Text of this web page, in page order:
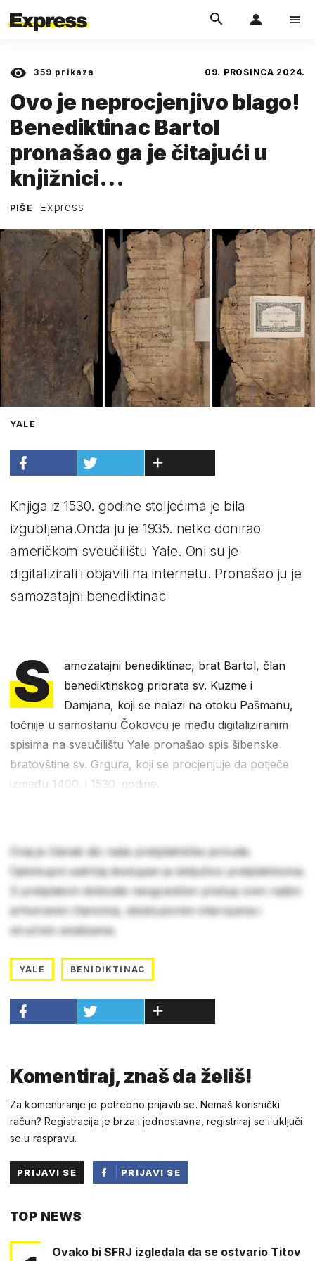
359 prikaza 09. PROSINCA 2024.
Ovo je neprocjenjivo blago!
Benediktinac Bartol
pronašao ga je čitajući u
knjižnici...
PIŠE Express
YALE
Knjiga iz 1530. godine stoljećima je bila
izgubljena.Onda ju je 1935. netko donirao
američkom sveučilištu Yale. Oni su je
digitalizirali i objavili na internetu. Pronašao ju je
samozatajni benediktinac
S
amozatajni benediktinac, brat Bartol, član
benediktinskog priorata sv. Kuzme i
Damjana, koji se nalazi na otoku Pašmanu,
točnije u samostanu Čokovcu je među digitaliziranim
spisima na sveučilištu Yale pronašao spis šibenske
bratovštine sv. Grgura, koji se procjenjuje da potječe
između 1400. i 1530. godine.
Ovaj je članak dio naše pretplatničke ponude.
Cjelokupni sadržaj dostupan je isključivo pretplatnicima.
S pretplatom dobivate neograničen pristup svim našim
arhiviranim člancima, ekskluzivnim intervjuima i
stručnim analizama.
YALE BENIDIKTINAC
Komentiraj, znaš da želiš!
Za komentiranje je potrebno prijaviti se. Nemaš korisnički
račun? Registracija je brza i jednostavna, registriraj se i uključi
se u raspravu.
PRIJAVI SE
PRIJAVI SE
TOP NEWS
Ovako bi SFRJ izgledala da se ostvario Titov